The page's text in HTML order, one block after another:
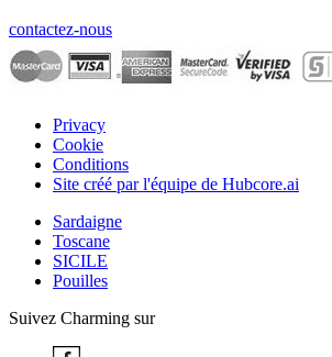
contactez-nous
Privacy
Cookie
Conditions
Site créé par l'équipe de Hubcore.ai
Sardaigne
Toscane
SICILE
Pouilles
Suivez Charming sur